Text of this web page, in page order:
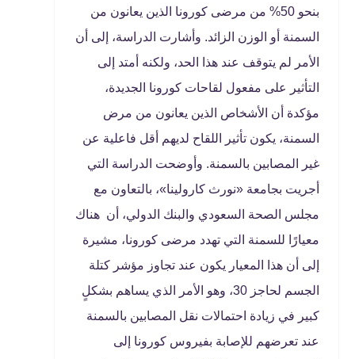
بنحو 50% من مرضى كورونا الذين يعانون من
السمنة أو الوزن الزائد. وأشارت الدراسة، إلى أن
الأمر لم يتوقف عند هذا الحد، ولكنه أمتد إلى
التأثير على مفعول لقاحات كورونا الجديدة،
مؤكدة أن الأشخاص الذين يعانون من مرض
السمنة، يكون تأثير اللقاح لديهم أقل فاعلية عن
غير المصابين بالسمنة. وأوضحت الدراسة التي
أجريت بجامعة «نورث كارولينا»، بالتعاون مع
مجلس الصحة السعودي والبنك الدولي، أن هناك
معيارًا للسمنة التي تهدد مرضى كورونا، مشيرة
إلى أن هذا المعيار يكون عند تجاوز مؤشر كتلة
الجسم لحاجز 30، وهو الأمر الذي يساهم بشكلٍ
كبير في زيادة احتمالات نقل المصابين بالسمنة
عند تعرضهم للإصابة بفيروس كورونا إلى